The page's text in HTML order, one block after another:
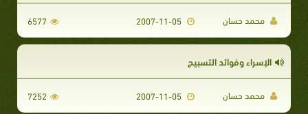
محمد حسان 6577
الإسراء وفوائد التسبيح
محمد حسان 7252